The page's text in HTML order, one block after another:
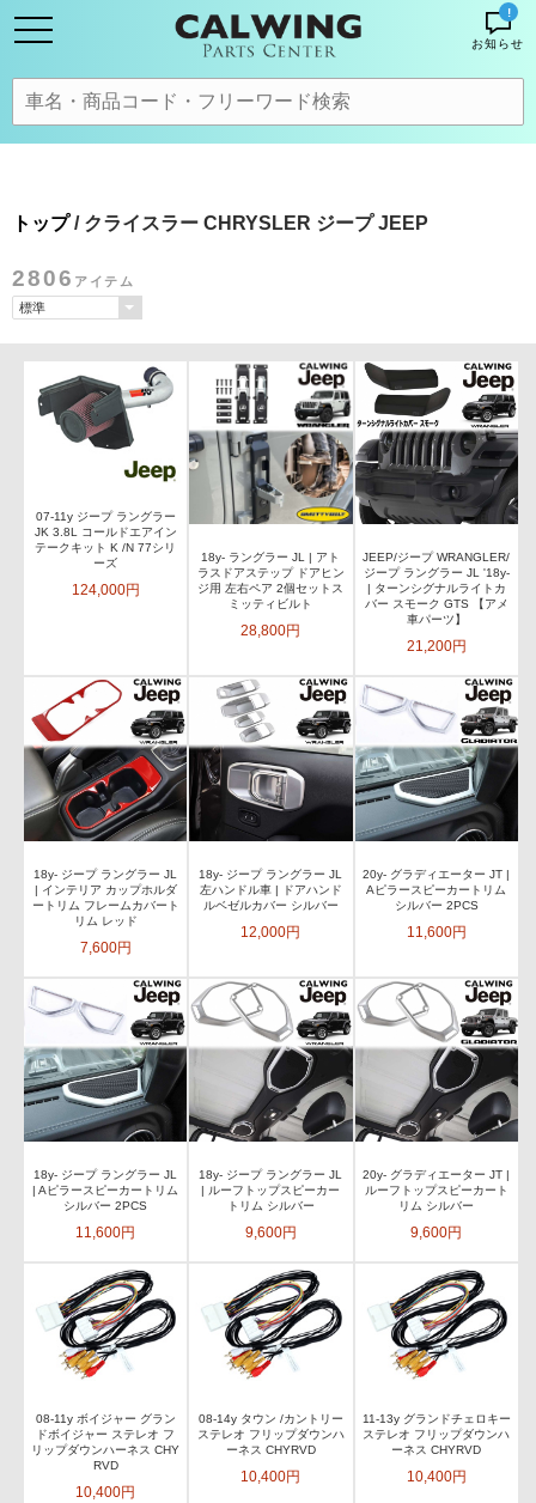
!
お知らせ
トップ/ クライスラー CHRYSLER ジープ JEEP
2806 アイテム
07-11y ジープ ラングラー
JK 3.8L コールドエアイン
テークキット K /N 77シリ
ーズ
124,000円
18y- ラングラー JL | アト
ラスドアステップ ドアヒン
ジ用 左右ペア 2個セットス
ミッティビルト
28,800円
JEEP/ジープ WRANGLER/
ジープ ラングラー JL '18y-
| ターンシグナルライトカ
バー スモーク GTS 【アメ
車パーツ】
21,200円
18y- ジープ ラングラー JL
| インテリア カップホルダ
ートリム フレームカバート
リム レッド
7,600円
18y- ジープ ラングラー JL
左ハンドル車 | ドアハンド
ルベゼルカバー シルバー
12,000円
20y- グラディエーター JT |
Aピラースピーカートリム
シルバー 2PCS
11,600円
18y- ジープ ラングラー JL
| Aピラースピーカートリム
シルバー 2PCS
11,600円
18y- ジープ ラングラー JL
| ルーフトップスピーカー
トリム シルバー
9,600円
20y- グラディエーター JT |
ルーフトップスピーカート
リム シルバー
9,600円
08-11y ボイジャー グラン
ドボイジャー ステレオ フ
リップダウンハーネス CHY
RVD
10,400円
08-14y タウン /カントリー
ステレオ フリップダウンハ
ーネス CHYRVD
10,400円
11-13y グランドチェロキー
ステレオ フリップダウンハ
ーネス CHYRVD
10,400円